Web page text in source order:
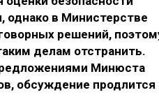
однако в Министерстве
решений,
делам отстранить.
Минюста
обсуждение продлится